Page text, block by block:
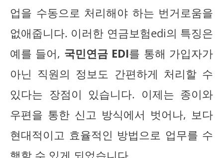
업을 수동으로 처리해야 하는 번거로움을
없애줍니다. 이러한 연금보험edi의 특징은
예를 들어, 국민연금 EDI를 통해 가입자가
아닌 직원의 정보도 간편하게 처리할 수
있다는 장점이 있습니다. 이제는 종이와
우편을 통한 신고 방식에서 벗어나, 보다
현대적이고 효율적인 방법으로 업무를 수
행할 수 있게 되었습니다.